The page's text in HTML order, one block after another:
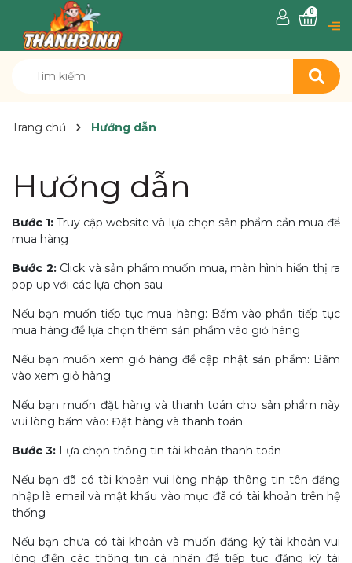
0
Trang chủ Hướng dẫn
Hướng dẫn
Bước 1: Truy cập website và lựa chọn sản phẩm cần mua để
mua hàng
Bước 2:Click và sản phẩm muốn mua, màn hình hiển thị ra
pop up với các lựa chọn sau
Nếu bạn muốn tiếp tục mua hàng: Bấm vào phần tiếp tục
mua hàng để lựa chọn thêm sản phẩm vào giỏ hàng
Nếu bạn muốn xem giỏ hàng để cập nhật sản phẩm: Bấm
vào xem giỏ hàng
Nếu bạn muốn đặt hàng và thanh toán cho sản phẩm này
vui lòng bấm vào: Đặt hàng và thanh toán
Bước 3: Lựa chọn thông tin tài khoản thanh toán
Nếu bạn đã có tài khoản vui lòng nhập thông tin tên đăng
nhập là email và mật khẩu vào mục đã có tài khoản trên hệ
thống
Nếu bạn chưa có tài khoản và muốn đăng ký tài khoản vui
lòng điền các thông tin cá nhân để tiếp tục đăng ký tài